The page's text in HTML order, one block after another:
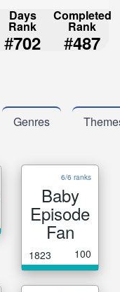
Days
Rank
#702
Completed
Rank
#487
Genres
6/6 ranks
Baby
Episode
Fan
1823 100